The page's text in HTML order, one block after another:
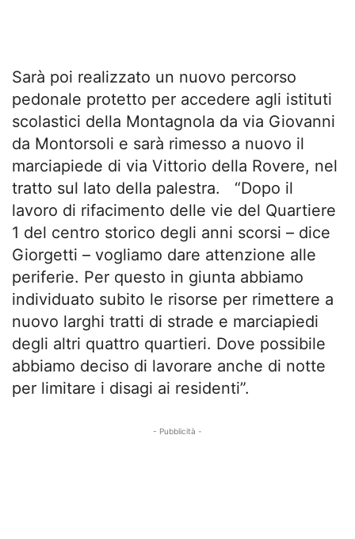
Sarà poi realizzato un nuovo percorso
pedonale protetto per accedere agli istituti
scolastici della Montagnola da via Giovanni
da Montorsoli e sarà rimesso a nuovo il
marciapiede di via Vittorio della Rovere, nel
tratto sul lato della palestra. “Dopo il
lavoro di rifacimento delle vie del Quartiere
1 del centro storico degli anni scorsi – dice
Giorgetti – vogliamo dare attenzione alle
periferie. Per questo in giunta abbiamo
individuato subito le risorse per rimettere a
nuovo larghi tratti di strade e marciapiedi
degli altri quattro quartieri. Dove possibile
abbiamo deciso di lavorare anche di notte
per limitare i disagi ai residenti”.
- Pubblicità -